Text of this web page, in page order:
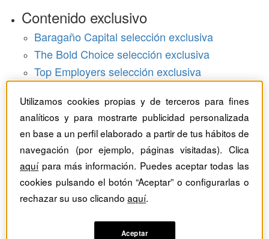
Contenido exclusivo
Baragaño Capital selección exclusiva
The Bold Choice selección exclusiva
Top Employers selección exclusiva
Hemeroteca
Monográficos
Dossieres
Revistas del mes
Utilizamos cookies propias y de terceros para fines
analíticos y para mostrarte publicidad personalizada
en base a un perfil elaborado a partir de tus hábitos de
navegación (por ejemplo, páginas visitadas). Clica
aquípara más información. Puedes aceptar todas las
cookies pulsando el botón “Aceptar” o configurarlas o
rechazar su uso clicandoaquí.
Aceptar